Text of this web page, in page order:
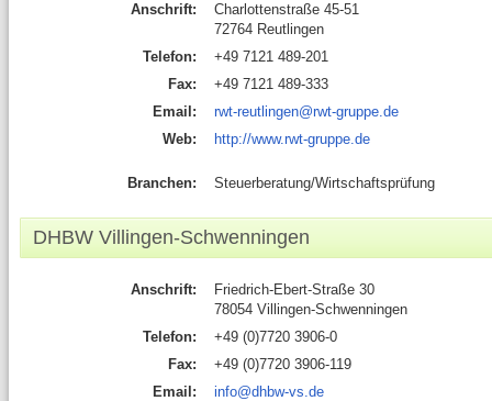
Anschrift:
Charlottenstraße 45-51
72764 Reutlingen
Telefon:
+49 7121 489-201
Fax:
+49 7121 489-333
Email:
rwt-reutlingen@rwt-gruppe.de
Web:
http://www.rwt-gruppe.de
Branchen: Steuerberatung/Wirtschaftsprüfung
DHBW Villingen-Schwenningen
Anschrift:
Friedrich-Ebert-Straße 30
78054 Villingen-Schwenningen
Telefon:
+49 (0)7720 3906-0
Fax:
+49 (0)7720 3906-119
Email:
info@dhbw-vs.de